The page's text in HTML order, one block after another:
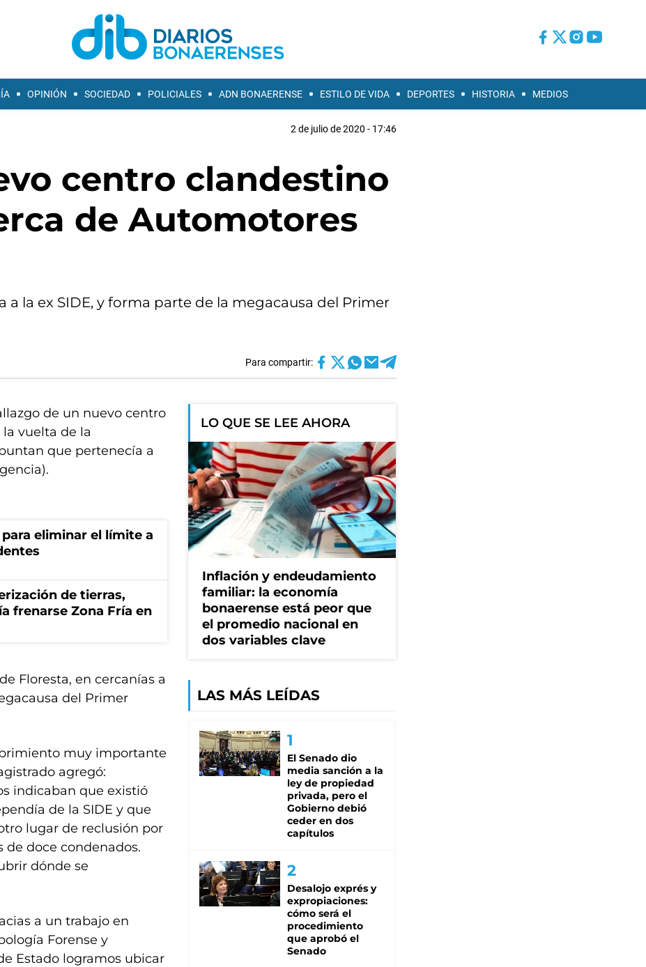
OPINIÓN SOCIEDAD POLICIALES ADN BONAERENSE ESTILO DE VIDA DEPORTES HISTORIA MEDIOS
2 de julio de 2020 - 17:46
centro clandestino
de Automotores
la ex SIDE, y forma parte de la megacausa del Primer
Para compartir:
de un nuevo centro
vuelta de la
que pertenecía a
eliminar el límite a
de tierras,
frenarse Zona Fría en
Floresta, en cercanías a
del Primer
muy importante
agregó:
indicaban que existió
de la SIDE y que
lugar de reclusión por
doce condenados.
dónde se
a un trabajo en
Forense y
Estado logramos ubicar
LO QUE SE LEE AHORA
Inflación y endeudamiento
familiar: la economía
bonaerense está peor que
el promedio nacional en
dos variables clave
LAS MÁS LEÍDAS
El Senado dio
media sanción a la
ley de propiedad
privada, pero el
Gobierno debió
ceder en dos
capítulos
Desalojo exprés y
expropiaciones:
cómo será el
procedimiento
que aprobó el
Senado